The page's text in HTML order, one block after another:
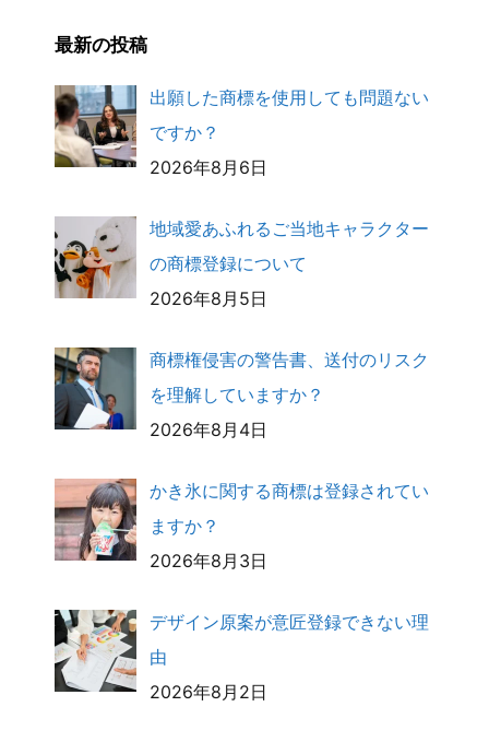
最新の投稿
出願した商標を使用しても問題ない
ですか？
2026年8月6日
地域愛あふれるご当地キャラクター
の商標登録について
2026年8月5日
商標権侵害の警告書、送付のリスク
を理解していますか？
2026年8月4日
かき氷に関する商標は登録されてい
ますか？
2026年8月3日
デザイン原案が意匠登録できない理
由
2026年8月2日